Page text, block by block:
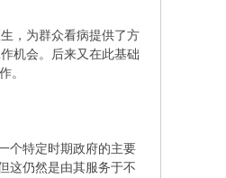
，为群众看病提供了方
机会。后来又在此基础
。
个特定时期政府的主要
这仍然是由其服务于不